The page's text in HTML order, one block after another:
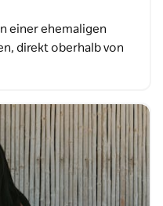
einer ehemaligen
direkt oberhalb von